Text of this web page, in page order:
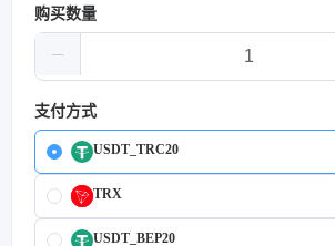
购买数量
支付方式
USDT_TRC20
TRX
USDT_BEP20